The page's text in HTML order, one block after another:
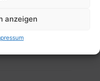
anzeigen